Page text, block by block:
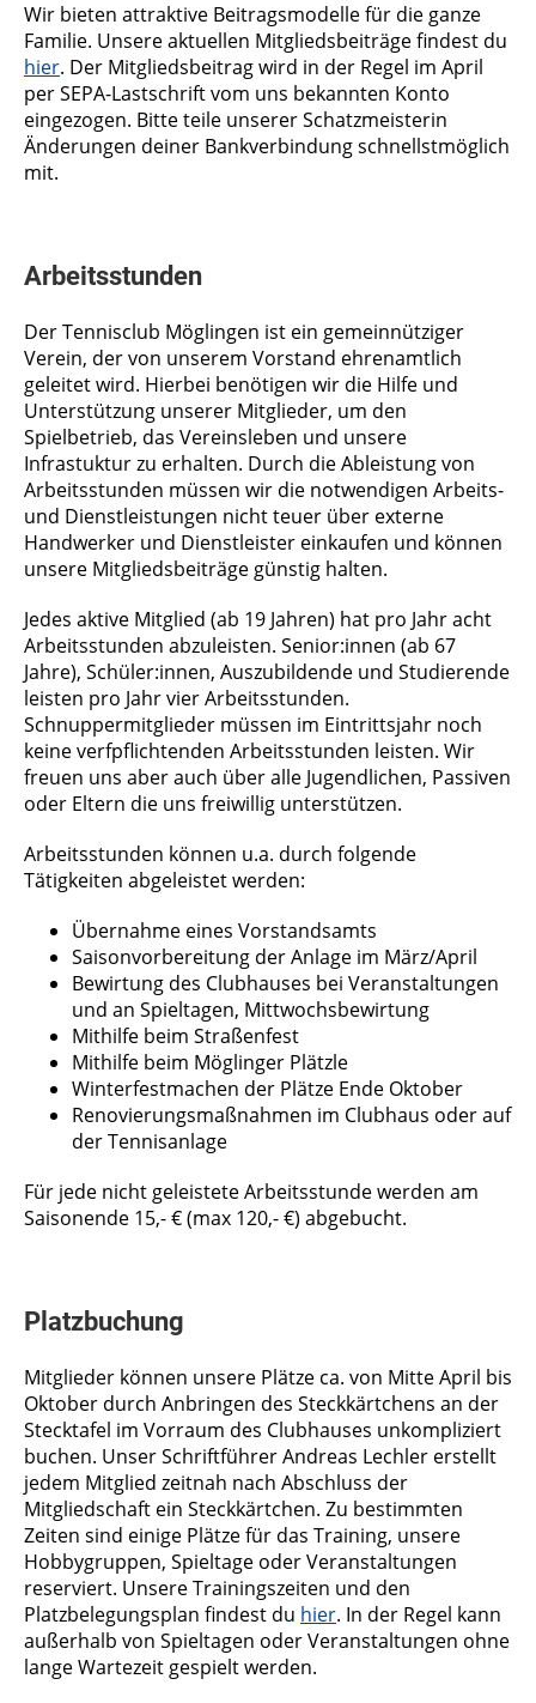
Wir bieten attraktive Beitragsmodelle für die ganze
Familie. Unsere aktuellen Mitgliedsbeiträge findest du
hier. Der Mitgliedsbeitrag wird in der Regel im April
per SEPA-Lastschrift vom uns bekannten Konto
eingezogen. Bitte teile unserer Schatzmeisterin
Änderungen deiner Bankverbindung schnellstmöglich
mit.
Arbeitsstunden
Der Tennisclub Möglingen ist ein gemeinnütziger
Verein, der von unserem Vorstand ehrenamtlich
geleitet wird. Hierbei benötigen wir die Hilfe und
Unterstützung unserer Mitglieder, um den
Spielbetrieb, das Vereinsleben und unsere
Infrastuktur zu erhalten. Durch die Ableistung von
Arbeitsstunden müssen wir die notwendigen Arbeits-
und Dienstleistungen nicht teuer über externe
Handwerker und Dienstleister einkaufen und können
unsere Mitgliedsbeiträge günstig halten.
Jedes aktive Mitglied (ab 19 Jahren) hat pro Jahr acht
Arbeitsstunden abzuleisten. Senior:innen (ab 67
Jahre), Schüler:innen, Auszubildende und Studierende
leisten pro Jahr vier Arbeitsstunden.
Schnuppermitglieder müssen im Eintrittsjahr noch
keine verfpflichtenden Arbeitsstunden leisten. Wir
freuen uns aber auch über alle Jugendlichen, Passiven
oder Eltern die uns freiwillig unterstützen.
Arbeitsstunden können u.a. durch folgende
Tätigkeiten abgeleistet werden:
Übernahme eines Vorstandsamts
Saisonvorbereitung der Anlage im März/April
Bewirtung des Clubhauses bei Veranstaltungen
und an Spieltagen, Mittwochsbewirtung
Mithilfe beim Straßenfest
Mithilfe beim Möglinger Plätzle
Winterfestmachen der Plätze Ende Oktober
Renovierungsmaßnahmen im Clubhaus oder auf
der Tennisanlage
Für jede nicht geleistete Arbeitsstunde werden am
Saisonende 15,- € (max 120,- €) abgebucht.
Platzbuchung
Mitglieder können unsere Plätze ca. von Mitte April bis
Oktober durch Anbringen des Steckkärtchens an der
Stecktafel im Vorraum des Clubhauses unkompliziert
buchen. Unser Schriftführer Andreas Lechler erstellt
jedem Mitglied zeitnah nach Abschluss der
Mitgliedschaft ein Steckkärtchen. Zu bestimmten
Zeiten sind einige Plätze für das Training, unsere
Hobbygruppen, Spieltage oder Veranstaltungen
reserviert. Unsere Trainingszeiten und den
Platzbelegungsplan findest du hier. In der Regel kann
außerhalb von Spieltagen oder Veranstaltungen ohne
lange Wartezeit gespielt werden.